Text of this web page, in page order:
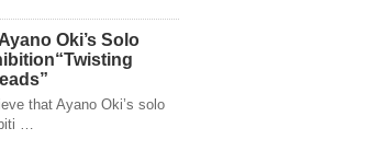
Oki’s Solo
that Ayano Oki’s solo
…